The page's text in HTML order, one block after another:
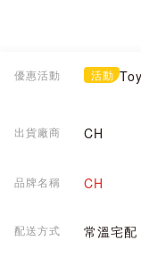
優惠活動 活動
出貨廠商 CH
品牌名稱 CH
配送方式 常溫宅